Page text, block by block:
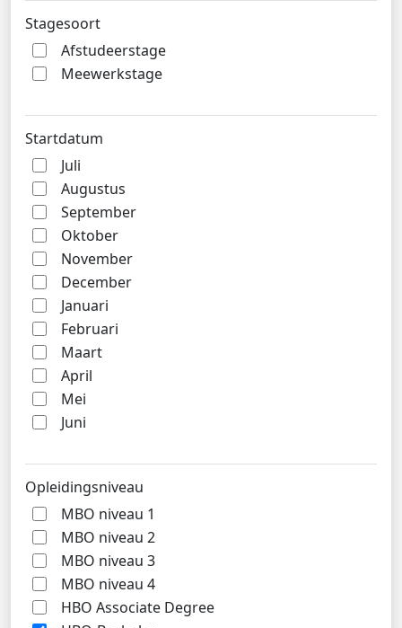
Stagesoort
Afstudeerstage
Meewerkstage
Startdatum
Juli
Augustus
September
Oktober
November
December
Januari
Februari
Maart
April
Mei
Juni
Opleidingsniveau
MBO niveau 1
MBO niveau 2
MBO niveau 3
MBO niveau 4
HBO Associate Degree